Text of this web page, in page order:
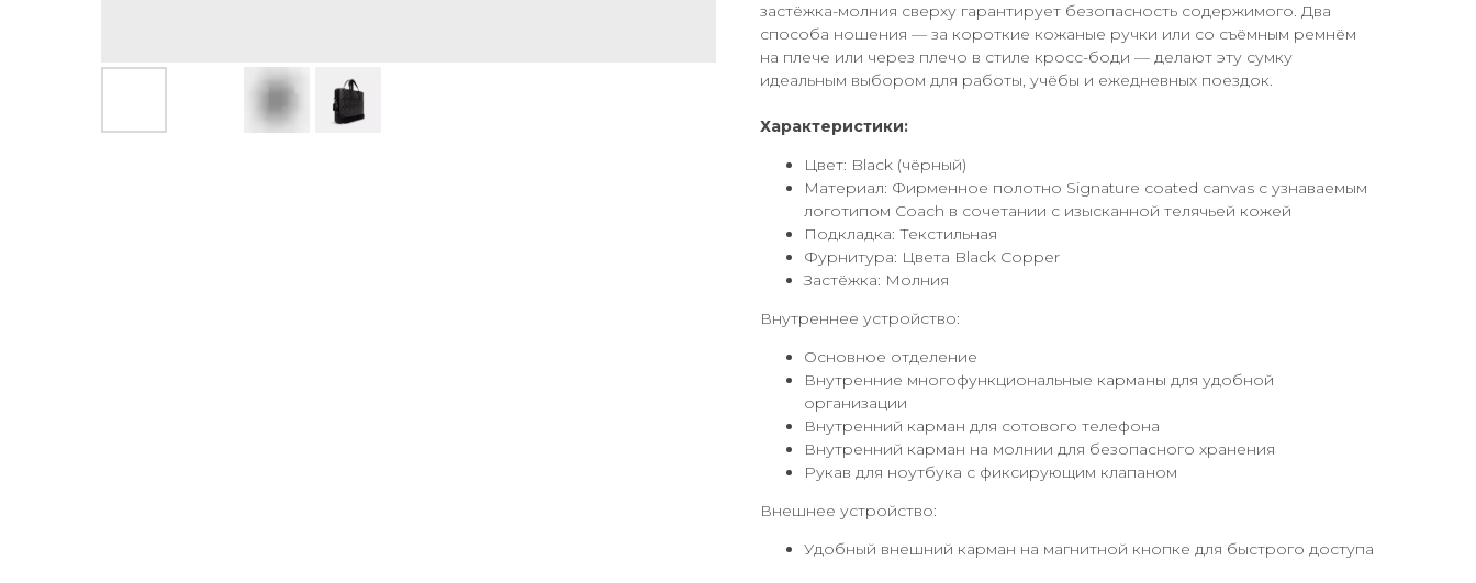
застёжка-молния сверху гарантирует безопасность содержимого. Два
способа ношения — за короткие кожаные ручки или со съёмным ремнём
на плече или через плечо в стиле кросс-боди — делают эту сумку
идеальным выбором для работы, учёбы и ежедневных поездок.
Характеристики:
Цвет: Black (чёрный)
Материал: Фирменное полотно Signature coated canvas с узнаваемым
логотипом Coach в сочетании с изысканной телячьей кожей
Подкладка: Текстильная
Фурнитура: Цвета Black Copper
Застёжка: Молния
Внутреннее устройство:
Основное отделение
Внутренние многофункциональные карманы для удобной
организации
Внутренний карман для сотового телефона
Внутренний карман на молнии для безопасного хранения
Рукав для ноутбука с фиксирующим клапаном
Внешнее устройство:
Удобный внешний карман на магнитной кнопке для быстрого доступа